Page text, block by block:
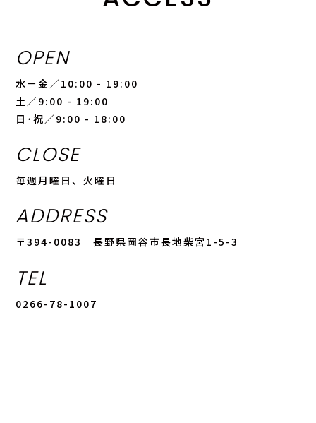
OPEN
水－金／10:00 - 19:00
土／9:00 - 19:00
日･祝／9:00 - 18:00
CLOSE
毎週月曜日、火曜日
ADDRESS
〒394-0083 長野県岡谷市長地柴宮1-5-3
TEL
0266-78-1007